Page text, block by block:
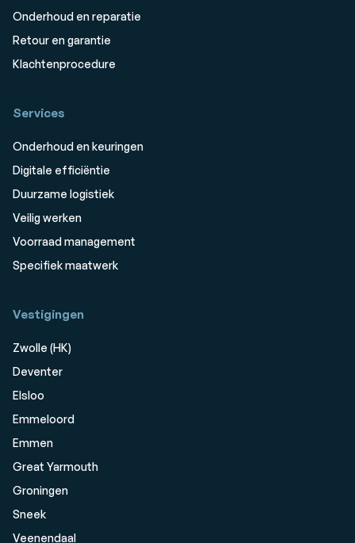
Onderhoud en reparatie
Retour en garantie
Klachtenprocedure
Services
Onderhoud en keuringen
Digitale efficiëntie
Duurzame logistiek
Veilig werken
Voorraad management
Specifiek maatwerk
Vestigingen
Zwolle (HK)
Deventer
Elsloo
Emmeloord
Emmen
Great Yarmouth
Groningen
Sneek
Veenendaal